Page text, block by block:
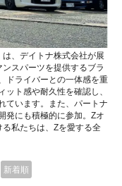
、デイトナ株式会社が展
スパーツを提供するブラ
ドライバーとの一体感を重
ト感や耐久性を確認し、
ています。また、パートナ
発にも積極的に参加。Zオ
私たちは、Zを愛する全
新着順